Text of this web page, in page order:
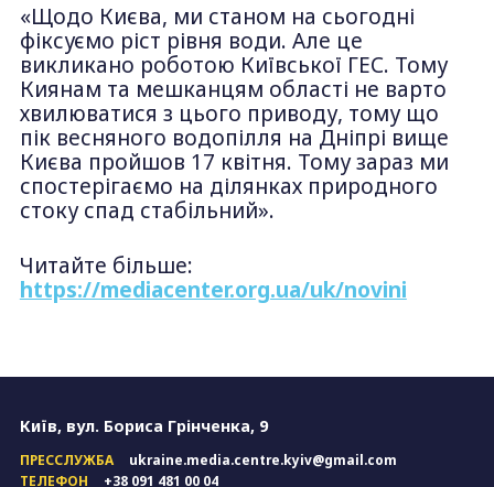
«Щодо Києва, ми станом на сьогодні
фіксуємо ріст рівня води. Але це
викликано роботою Київської ГЕС. Тому
Киянам та мешканцям області не варто
хвилюватися з цього приводу, тому що
пік весняного водопілля на Дніпрі вище
Києва пройшов 17 квітня. Тому зараз ми
спостерігаємо на ділянках природного
стоку спад стабільний».
Читайте більше:
https://mediacenter.org.ua/uk/novini
Київ, вул. Бориса Грінченка, 9
ПРЕССЛУЖБА
ukraine.media.centre.kyiv@gmail.com
ТЕЛЕФОН
+38 091 481 00 04